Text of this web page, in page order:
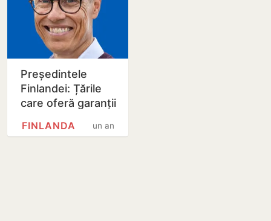
Președintele
Finlandei: Țările
care oferă garanții
să fie pregătite să
un an
FINLANDA